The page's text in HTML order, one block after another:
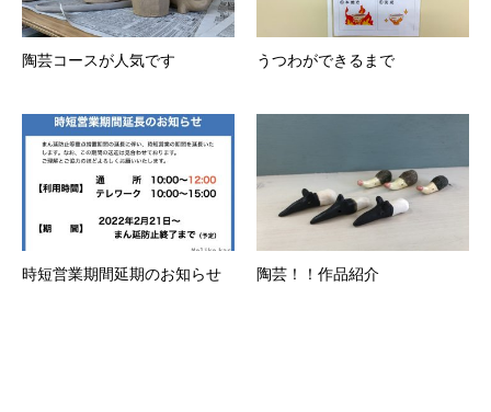
陶芸コースが人気です うつわができるまで
時短営業期間延期のお知らせ 陶芸！！作品紹介